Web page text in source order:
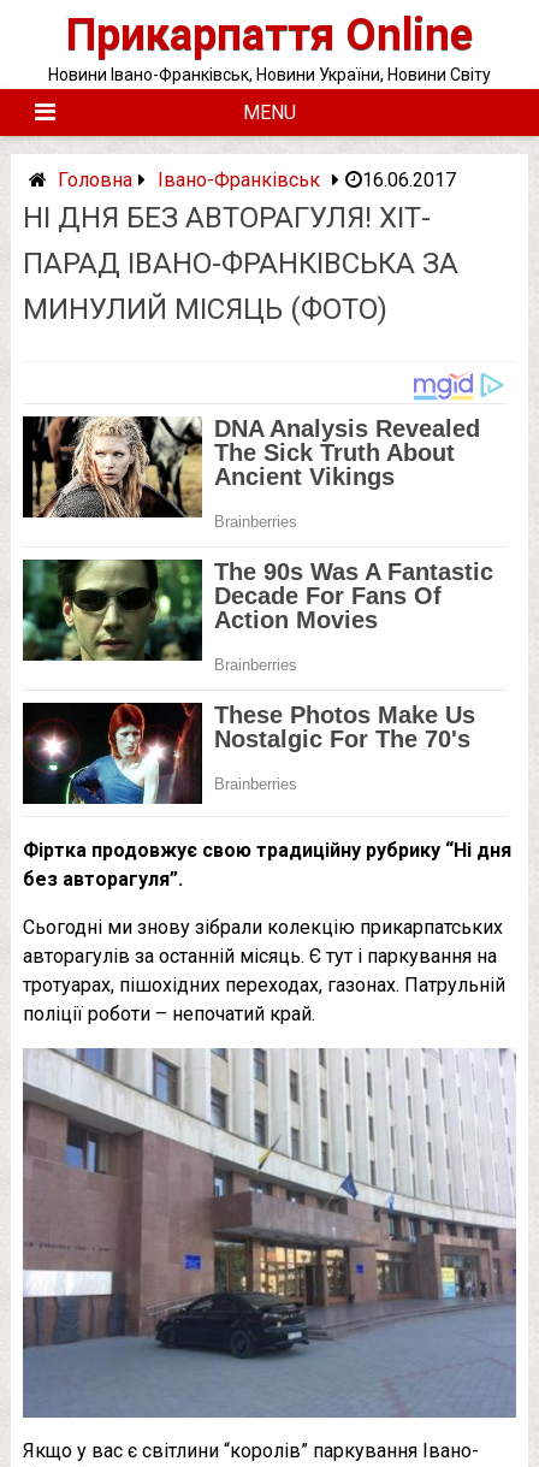
Прикарпаття Online
Новини Івано-Франківськ, Новини України, Новини Світу
MENU
Головна Івано-Франківськ 16.06.2017
НІ ДНЯ БЕЗ АВТОРАГУЛЯ! ХІТ-
ПАРАД ІВАНО-ФРАНКІВСЬКА ЗА
МИНУЛИЙ МІСЯЦЬ (ФОТО)
Фіртка продовжує свою традиційну рубрику “Ні дня
без авторагуля”.
Сьогодні ми знову зібрали колекцію прикарпатських
авторагулів за останній місяць. Є тут і паркування на
тротуарах, пішохідних переходах, газонах. Патрульній
поліції роботи – непочатий край.
Якщо у вас є світлини “королів” паркування Івано-